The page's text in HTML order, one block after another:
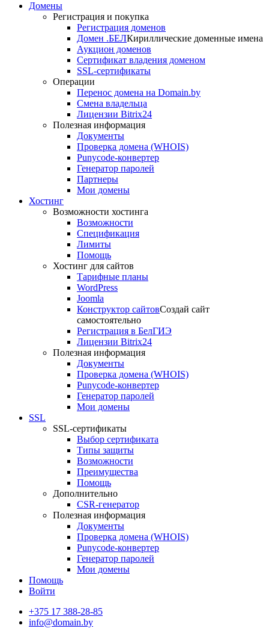
Домены
Регистрация и покупка
Регистрация доменов
Домен .БЕЛКириллические доменные имена
Аукцион доменов
Сертификат владения доменом
SSL-сертификаты
Операции
Перенос домена на Domain.by
Смена владельца
Лицензии Bitrix24
Полезная информация
Документы
Проверка домена (WHOIS)
Punycode-конвертер
Генератор паролей
Партнеры
Мои домены
Хостинг
Возможности хостинга
Возможности
Спецификация
Лимиты
Помощь
Хостинг для сайтов
Тарифные планы
WordPress
Joomla
Конструктор сайтовСоздай сайт
самостоятельно
Регистрация в БелГИЭ
Лицензии Bitrix24
Полезная информация
Документы
Проверка домена (WHOIS)
Punycode-конвертер
Генератор паролей
Мои домены
SSL
SSL-сертификаты
Выбор сертификата
Типы защиты
Возможности
Преимущества
Помощь
Дополнительно
CSR-генератор
Полезная информация
Документы
Проверка домена (WHOIS)
Punycode-конвертер
Генератор паролей
Мои домены
Помощь
Войти
+375 17 388-28-85
info@domain.by